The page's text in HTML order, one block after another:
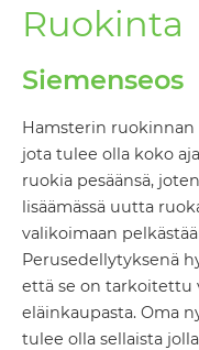
Ruokinta
Siemenseos
Hamsterin ruokinnan
jota tulee olla koko
ruokia pesäänsä,
lisäämässä uutta
valikoimaan
Perusedellytyksenä
että se on tarkoitettu
eläinkaupasta. Oma
tulee olla sellaista